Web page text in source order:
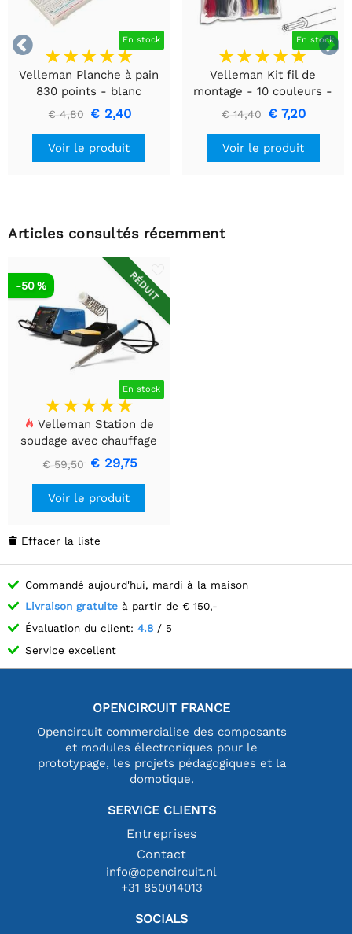

 En stock
Velleman Planche à pain
830 points - blanc
€ 4,80 € 2,40
Voir le produit
En stock
Velleman Kit fil de
montage - 10 couleurs -
60m - multiconducteur
€ 14,40 € 7,20
Voir le produit
Articles consultés récemment
RÉDUIT
En stock
-50 %
Velleman Station de
soudage avec chauffage
céramique - 48W - 150-
€ 59,50 € 29,75
Voir le produit
 Effacer la liste
Commandé aujourd'hui, mardi à la maison
Livraison gratuite à partir de € 150,-
Évaluation du client: 4.8 / 5
Service excellent
OPENCIRCUIT FRANCE
Opencircuit commercialise des composants
et modules électroniques pour le
prototypage, les projets pédagogiques et la
domotique.
SERVICE CLIENTS
Entreprises
Contact
info@opencircuit.nl
+31 850014013
SOCIALS